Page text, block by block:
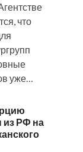
что
уже…
из РФ на